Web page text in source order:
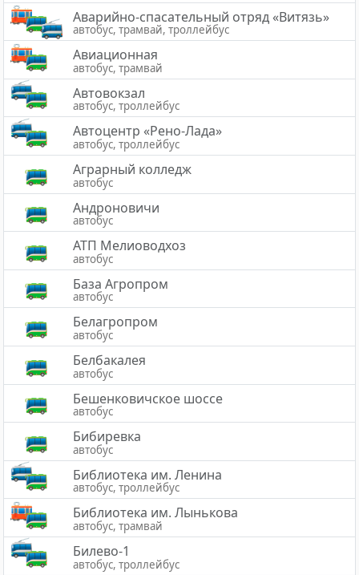
Аварийно-спасательный отряд «Витязь»
автобус, трамвай, троллейбус
Авиационная
автобус, трамвай
Автовокзал
автобус, троллейбус
Автоцентр «Рено-Лада»
автобус, троллейбус
Аграрный колледж
автобус
Андроновичи
автобус
АТП Мелиоводхоз
автобус
База Агропром
автобус
Белагропром
автобус
Белбакалея
автобус
Бешенковичское шоссе
автобус
Бибиревка
автобус
Библиотека им. Ленина
автобус, троллейбус
Библиотека им. Лынькова
автобус, трамвай
Билево-1
автобус, троллейбус